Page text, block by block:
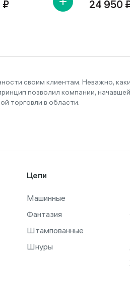
₽ 24 950
своим клиентам. Неважно,
позволил компании,
торговли в области.
Цепи
Машинные
Фантазия
Штампованные
Шнуры